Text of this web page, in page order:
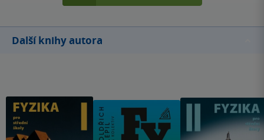
Další knihy autora